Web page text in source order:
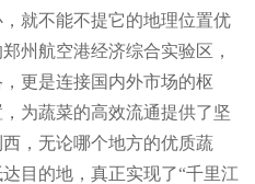
就不能不提它的地理位置优
州航空港经济综合实验区，
更是连接国内外市场的枢
为蔬菜的高效流通提供了坚
，无论哪个地方的优质蔬
目的地，真正实现了“千里江